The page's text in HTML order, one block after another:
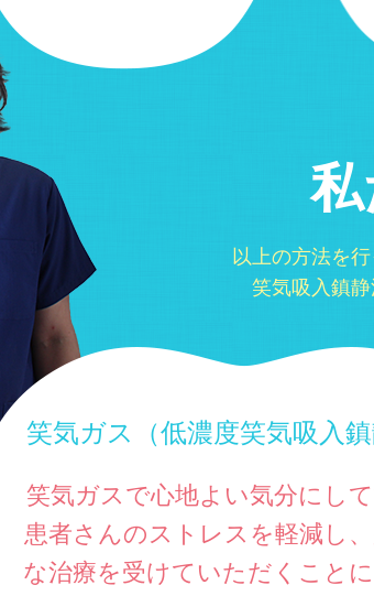
以上の方法を
笑気吸入鎮静
笑気ガス（低濃度笑気吸入
笑気ガスで心地よい気分にし
患者さんのストレスを軽減し
な治療を受けていただくこと